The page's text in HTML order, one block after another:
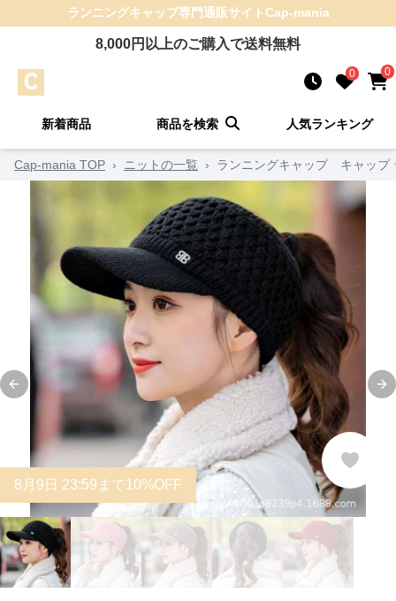
ランニングキャップ専門通販サイトCap-mania
8,000円以上のご購入で送料無料
0 0
新着商品 商品を検索 人気ランキング
Cap-mania TOP › ニットの一覧 › ランニングキャップ キャップ
Previous slide
8 月 9 日 23:59まで10%OFF